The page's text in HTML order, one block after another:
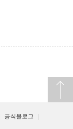
공식블로그